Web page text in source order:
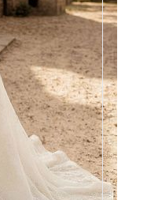
50, 52, 54, 56,
+